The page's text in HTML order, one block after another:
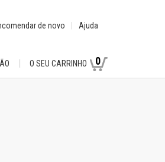
de novo Ajuda
O SEU CARRINHO 0